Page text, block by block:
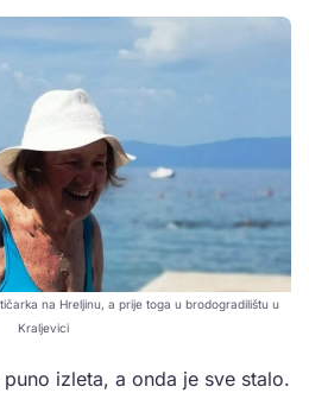
na Hreljinu, a prije toga u brodogradilištu u
Kraljevici
izleta, a onda je sve stalo.